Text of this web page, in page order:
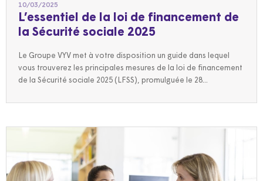
10/03/2025
L’essentiel de la loi de financement de
la Sécurité sociale 2025
Le Groupe VYV met à votre disposition un guide dans lequel
vous trouverez les principales mesures de la loi de financement
de la Sécurité sociale 2025 (LFSS), promulguée le 28...